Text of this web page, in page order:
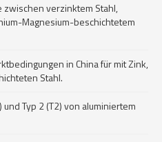
verzinktem Stahl,
Magnesium-beschichtetem
in China für mit Zink,
Stahl.
Typ 2 (T2) von aluminiertem